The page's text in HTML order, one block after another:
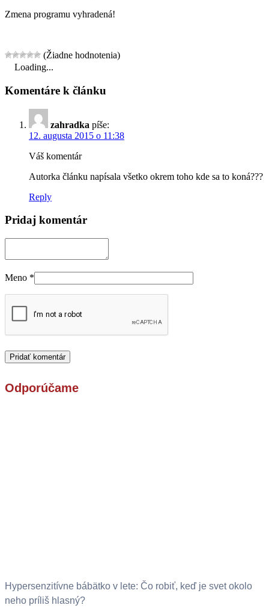
Zmena programu vyhradená!
(Žiadne hodnotenia)
Loading...
Komentáre k článku
zahradka píše:
12. augusta 2015 o 11:38
Váš komentár
Autorka článku napísala všetko okrem toho kde sa to koná???
Reply
Pridaj komentár
Meno *
Odporúčame
Hypersenzitívne bábätko v lete: Čo robiť, keď je svet okolo
neho príliš hlasný?